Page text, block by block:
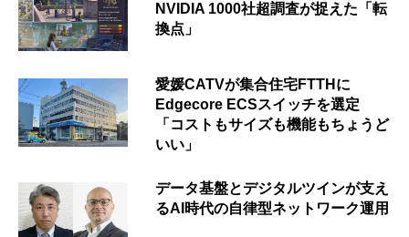
NVIDIA 1000社超調査が捉えた「転
換点」
愛媛CATVが集合住宅FTTHに
Edgecore ECSスイッチを選定
「コストもサイズも機能もちょうど
いい」
データ基盤とデジタルツインが支え
るAI時代の自律型ネットワーク運用